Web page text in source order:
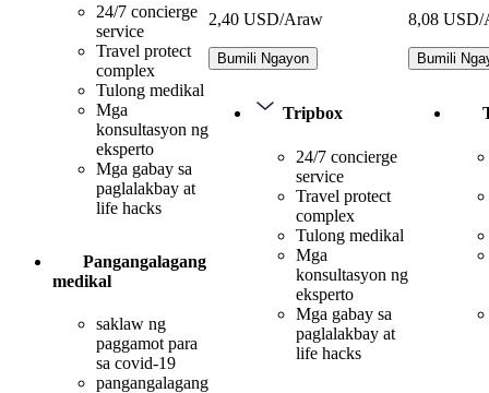
24/7 concierge
service
Travel protect
complex
Tulong medikal
Mga
konsultasyon ng
eksperto
Mga gabay sa
paglalakbay at
life hacks
Pangangalagang
medikal
saklaw ng
paggamot para
sa covid-19
pangangalagang
2,40 USD/Araw
Bumili Ngayon
Tripbox
24/7 concierge
service
Travel protect
complex
Tulong medikal
Mga
konsultasyon ng
eksperto
Mga gabay sa
paglalakbay at
life hacks
8,08 USD/
Bumili